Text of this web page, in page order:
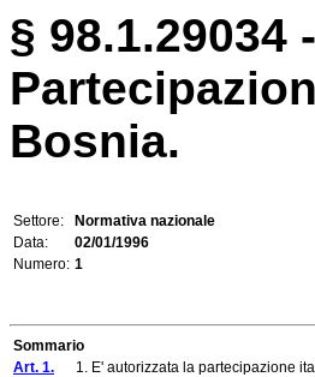
§ 98.1.29034
Bosnia.
Settore:
Normativa nazionale
Data:
02/01/1996
Numero: 1
Sommario
Art. 1. 1. E' autorizzata la partecipazione